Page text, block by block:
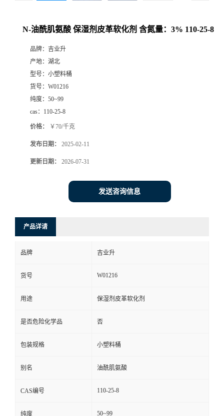
N-油酰肌氨酸 保湿剂皮革软化剂 含氮量：3% 110-25-8
品牌： 吉业升
产地： 湖北
型号： 小塑料桶
货号： W01216
纯度： 50~99
cas： 110-25-8
价格： ￥70/千克
发布日期： 2025-02-11
更新日期： 2026-07-31
发送咨询信息
产品详请
品牌 吉业升
货号 W01216
用途 保湿剂皮革软化剂
是否危险化学品 否
包装规格 小塑料桶
别名 油酰肌氨酸
CAS编号 110-25-8
纯度 50~99